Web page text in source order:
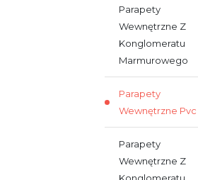
Parapety
Wewnętrzne Z
Konglomeratu
Marmurowego
Parapety
Wewnętrzne Pvc
Parapety
Wewnętrzne Z